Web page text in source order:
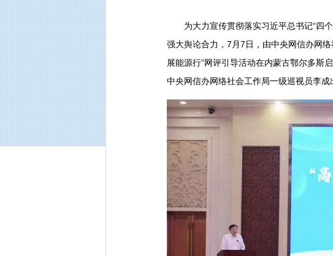
为大力宣传贯彻落实习近平总书记“四个
强大舆论合力，7月7日，由中央网信办网
展能源行”网评引导活动在内蒙古鄂尔多斯
中央网信办网络社会工作局一级巡视员李成